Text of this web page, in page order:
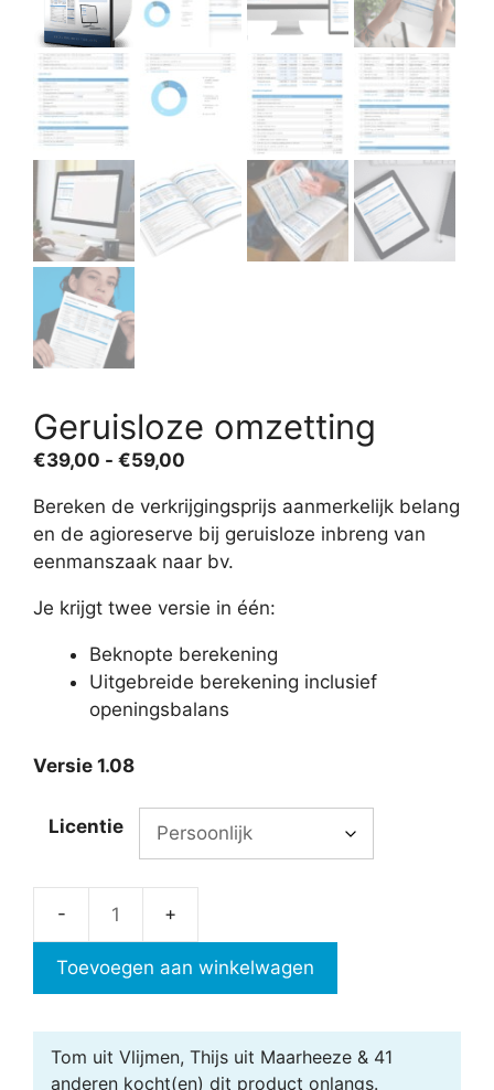
Geruisloze omzetting
€39,00 - €59,00
tot
€59,00
Bereken de verkrijgingsprijs aanmerkelijk belang
en de agioreserve bij geruisloze inbreng van
eenmanszaak naar bv.
Je krijgt twee versie in één:
Beknopte berekening
Uitgebreide berekening inclusief
openingsbalans
Versie 1.08
Licentie
aantal
Toevoegen aan winkelwagen
Tom uit Vlijmen, Thijs uit Maarheeze & 41
anderen kocht(en) dit product onlangs.